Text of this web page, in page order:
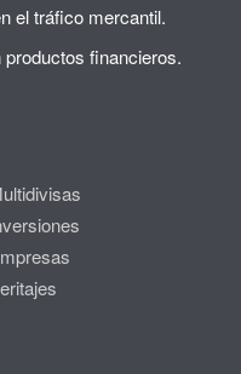
el tráfico mercantil.
financieros.